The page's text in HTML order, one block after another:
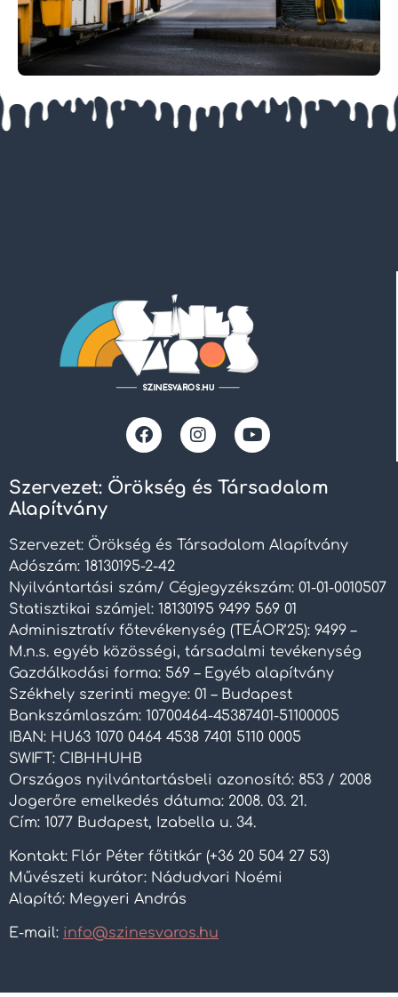
Szervezet: Örökség és Társadalom
Alapítvány
Szervezet: Örökség és Társadalom Alapítvány
Adószám: 18130195-2-42
Nyilvántartási szám/ Cégjegyzékszám: 01-01-0010507
Statisztikai számjel: 18130195 9499 569 01
Adminisztratív főtevékenység (TEÁOR’25): 9499 –
M.n.s. egyéb közösségi, társadalmi tevékenység
Gazdálkodási forma: 569 – Egyéb alapítvány
Székhely szerinti megye: 01 – Budapest
Bankszámlaszám: 10700464-45387401-51100005
IBAN: HU63 1070 0464 4538 7401 5110 0005
SWIFT: CIBHHUHB
Országos nyilvántartásbeli azonosító: 853 / 2008
Jogerőre emelkedés dátuma: 2008. 03. 21.
Cím: 1077 Budapest, Izabella u. 34.
Kontakt: Flór Péter főtitkár (+36 20 504 27 53)
Művészeti kurátor: Nádudvari Noémi
Alapító: Megyeri András
E-mail: info@szinesvaros.hu